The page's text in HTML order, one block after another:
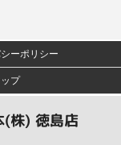
ーポリシー
プ
(株) 徳島店